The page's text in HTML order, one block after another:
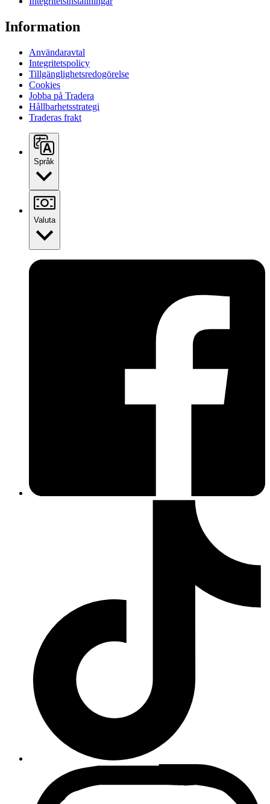
Information
Användaravtal
Integritetspolicy
Tillgänglighetsredogörelse
Cookies
Jobba på Tradera
Hållbarhetsstrategi
Traderas frakt
Språk
Valuta